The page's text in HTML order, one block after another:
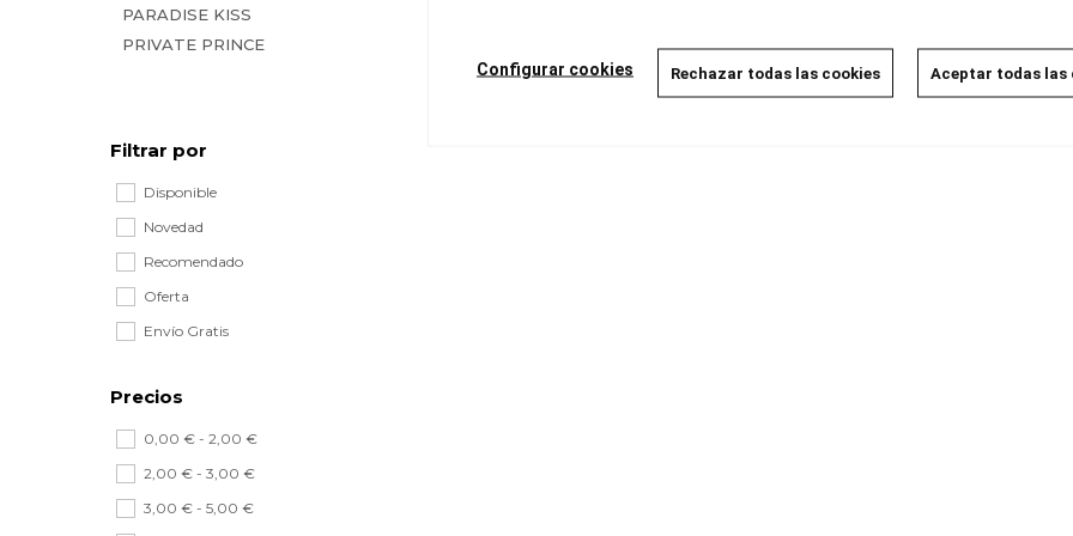
PARADISE KISS
PRIVATE PRINCE
Filtrar por
Disponible
Novedad
Recomendado
Oferta
Envío Gratis
Precios
0,00 € - 2,00 €
2,00 € - 3,00 €
3,00 € - 5,00 €
Configurar cookies Rechazar todas las cookies Aceptar todas las